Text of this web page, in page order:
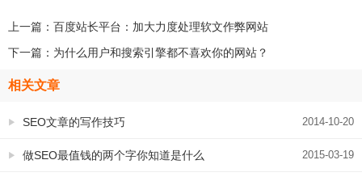
上一篇： 百度站长平台：加大力度处理软文作弊网站
下一篇： 为什么用户和搜索引擎都不喜欢你的网站？
相关文章
2014-10-20
SEO文章的写作技巧
2015-03-19
做SEO最值钱的两个字你知道是什么